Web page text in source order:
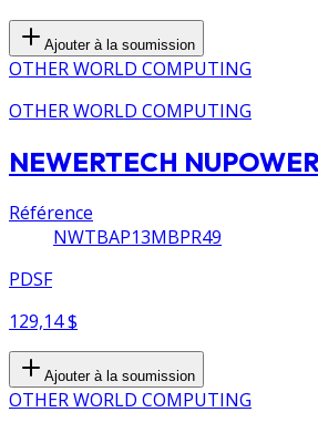
Ajouter à la soumission
OTHER WORLD COMPUTING
OTHER WORLD COMPUTING
NEWERTECH
Référence
NWTBAP13MBPR49
PDSF
129,14 $
Ajouter à la soumission
OTHER WORLD COMPUTING